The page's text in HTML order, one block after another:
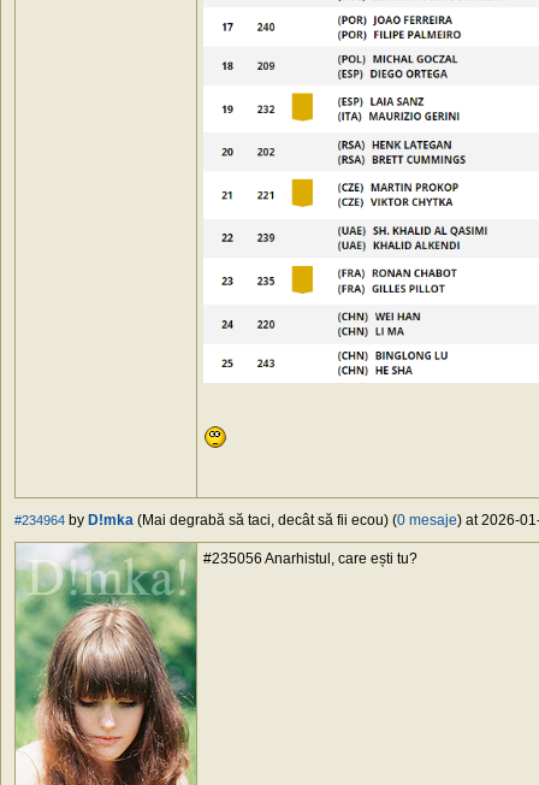
#234964 by D!mka (Mai degrabă să taci, decât să fii ecou) (0 mesaje) at 2026-
#235056 Anarhistul, care ești tu?